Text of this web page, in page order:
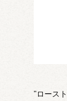
"ロース